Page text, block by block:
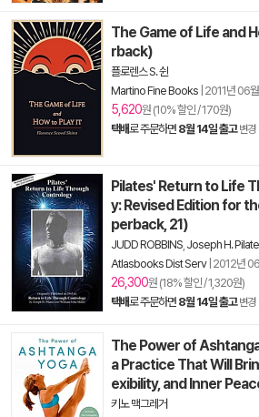
The Game of Life and
rback)
플로렌스 S. 쉰
Martino Fine Books 2011년 06월
5,620원 (10% 할인 / 170원)
택배로 주문하면 8월 14일 출고 변경
Pilates' Return to Life
y: Revised Edition for
perback, 21)
JUDD ROBBINS Joseph H.
Atlasbooks Dist Serv| 2012년
26,300원 (18% 할인 / 1,320원)
택배로 주문하면 8월 14일 출고 변경
The Power of
a Practice That Will
exibility, and Inner
키노 맥그레거